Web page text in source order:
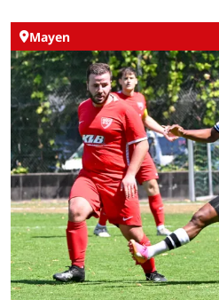
Mayen